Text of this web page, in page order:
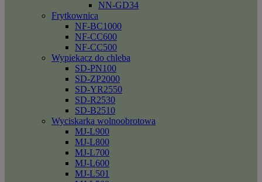
NN-GD34
Frytkownica
NF-BC1000
NF-CC600
NF-CC500
Wypiekacz do chleba
SD-PN100
SD-ZP2000
SD-YR2550
SD-R2530
SD-B2510
Wyciskarka wolnoobrotowa
MJ-L900
MJ-L800
MJ-L700
MJ-L600
MJ-L501